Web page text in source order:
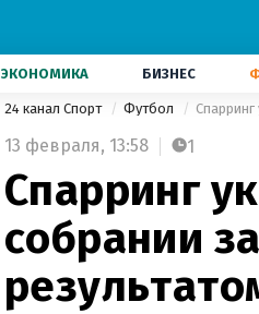
ЭКОНОМИКА БИЗНЕС
24 канал Спорт Футбол
13 февраля, 13:58 1
Спарринг
собрании